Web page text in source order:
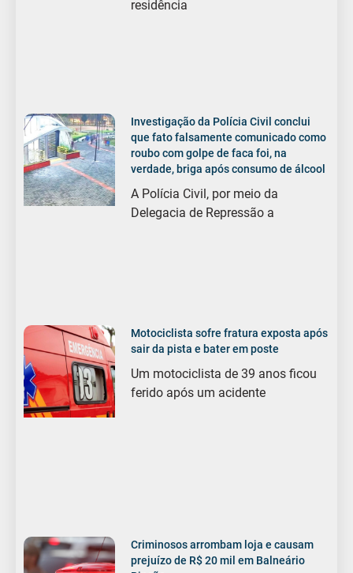
residência
Investigação da Polícia Civil conclui
que fato falsamente comunicado como
roubo com golpe de faca foi, na
verdade, briga após consumo de álcool
A Polícia Civil, por meio da
Delegacia de Repressão a
Motociclista sofre fratura exposta após
sair da pista e bater em poste
Um motociclista de 39 anos ficou
ferido após um acidente
Criminosos arrombam loja e causam
prejuízo de R$ 20 mil em Balneário